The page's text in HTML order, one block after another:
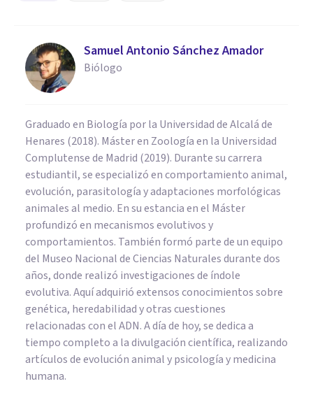
Samuel Antonio Sánchez Amador
Biólogo
Graduado en Biología por la Universidad de Alcalá de
Henares (2018). Máster en Zoología en la Universidad
Complutense de Madrid (2019). Durante su carrera
estudiantil, se especializó en comportamiento animal,
evolución, parasitología y adaptaciones morfológicas
animales al medio. En su estancia en el Máster
profundizó en mecanismos evolutivos y
comportamientos. También formó parte de un equipo
del Museo Nacional de Ciencias Naturales durante dos
años, donde realizó investigaciones de índole
evolutiva. Aquí adquirió extensos conocimientos sobre
genética, heredabilidad y otras cuestiones
relacionadas con el ADN. A día de hoy, se dedica a
tiempo completo a la divulgación científica, realizando
artículos de evolución animal y psicología y medicina
humana.